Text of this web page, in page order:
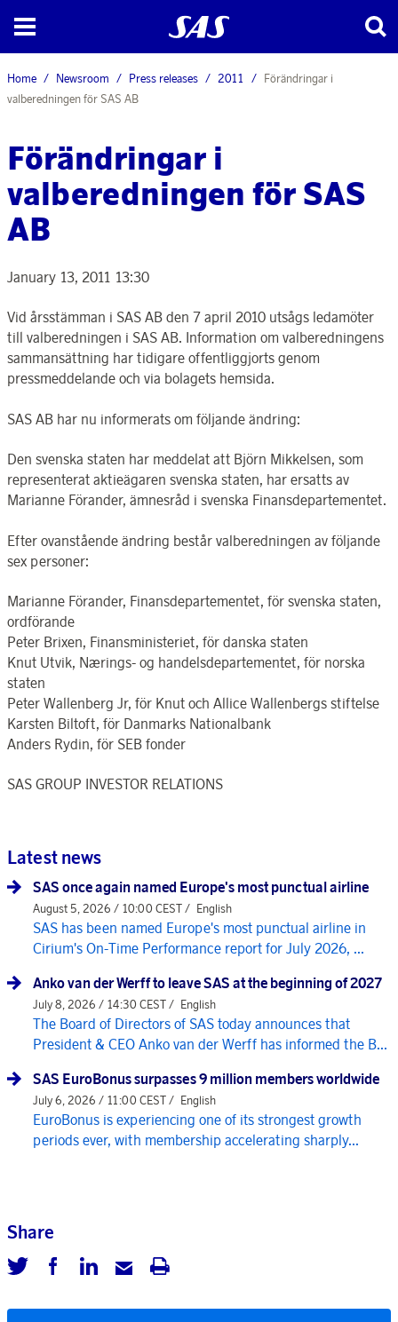
Home Newsroom Press releases 2011
Förändringar i
valberedningen för SAS AB
Förändringar i
valberedningen för SAS
AB
January 13, 2011 13:30
Vid årsstämman i SAS AB den 7 april 2010 utsågs ledamöter
till valberedningen i SAS AB. Information om valberedningens
sammansättning har tidigare offentliggjorts genom
pressmeddelande och via bolagets hemsida.
SAS AB har nu informerats om följande ändring:
Den svenska staten har meddelat att Björn Mikkelsen, som
representerat aktieägaren svenska staten, har ersatts av
Marianne Förander, ämnesråd i svenska Finansdepartementet.
Efter ovanstående ändring består valberedningen av följande
sex personer:
Marianne Förander, Finansdepartementet, för svenska staten,
ordförande
Peter Brixen, Finansministeriet, för danska staten
Knut Utvik, Nærings- og handelsdepartementet, för norska
staten
Peter Wallenberg Jr, för Knut och Allice Wallenbergs stiftelse
Karsten Biltoft, för Danmarks Nationalbank
Anders Rydin, för SEB fonder
SAS GROUP INVESTOR RELATIONS
Latest news
SAS once again named Europe's most punctual airline
August 5, 2026 / 10:00 CEST / English
SAS has been named Europe's most punctual airline in
Cirium's On-Time Performance report for July 2026, ...
Anko van der Werff to leave SAS at the beginning of 2027
July 8, 2026 / 14:30 CEST / English
The Board of Directors of SAS today announces that
President & CEO Anko van der Werff has informed the B...
SAS EuroBonus surpasses 9 million members worldwide
July 6, 2026 / 11:00 CEST / English
EuroBonus is experiencing one of its strongest growth
periods ever, with membership accelerating sharply...
Share